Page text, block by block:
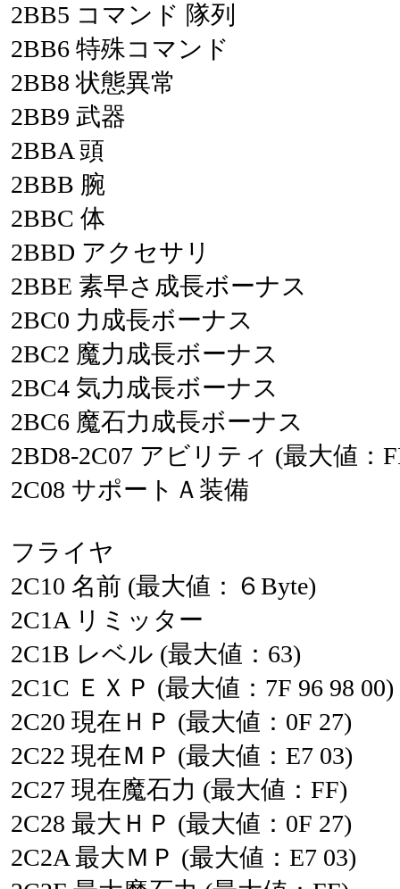
2BB5 コマンド 隊列
2BB6 特殊コマンド
2BB8 状態異常
2BB9 武器
2BBA 頭
2BBB 腕
2BBC 体
2BBD アクセサリ
2BBE 素早さ成長ボーナス
2BC0 力成長ボーナス
2BC2 魔力成長ボーナス
2BC4 気力成長ボーナス
2BC6 魔石力成長ボーナス
2BD8-2C07 アビリティ (最大値：
2C08 サポートＡ装備
フライヤ
2C10 名前 (最大値：６Byte)
2C1A リミッター
2C1B レベル (最大値：63)
2C1C ＥＸＰ (最大値：7F 96 98 00)
2C20 現在ＨＰ (最大値：0F 27)
2C22 現在ＭＰ (最大値：E7 03)
2C27 現在魔石力 (最大値：FF)
2C28 最大ＨＰ (最大値：0F 27)
2C2A 最大ＭＰ (最大値：E7 03)